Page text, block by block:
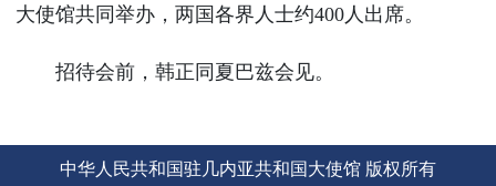
大使馆共同举办，两国各界人士约400人出席。
招待会前，韩正同夏巴兹会见。
中华人民共和国驻几内亚共和国大使馆 版权所有